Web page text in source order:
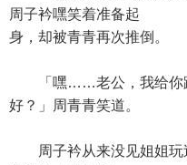
周子衿嘿笑着准备起
身，却被青青再次推倒。
「嘿……老公，我给你跳
好？」周青青笑道。
周子衿从来没见姐姐玩